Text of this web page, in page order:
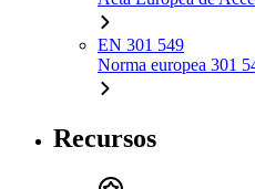
EN 301 549
Norma europea 301
Recursos